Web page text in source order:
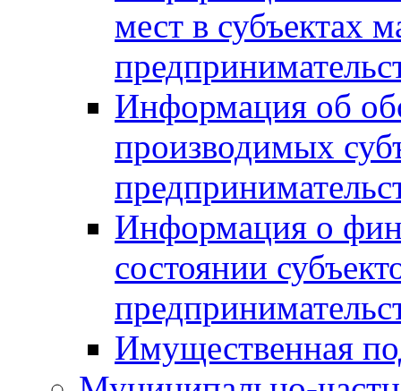
мест в субъектах
Информация об
производимых
Информация о
состоянии
Имущественная